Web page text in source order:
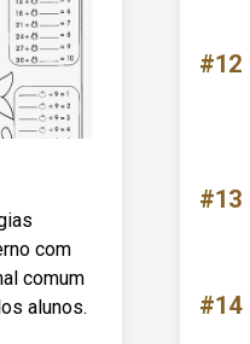
com
comum
alunos.
#12
#13
#14